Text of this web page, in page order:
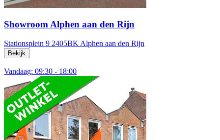
Showroom Alphen aan den Rijn
Stationsplein 9 2405BK Alphen aan den Rijn
Bekijk
Vandaag: 09:30 - 18:00